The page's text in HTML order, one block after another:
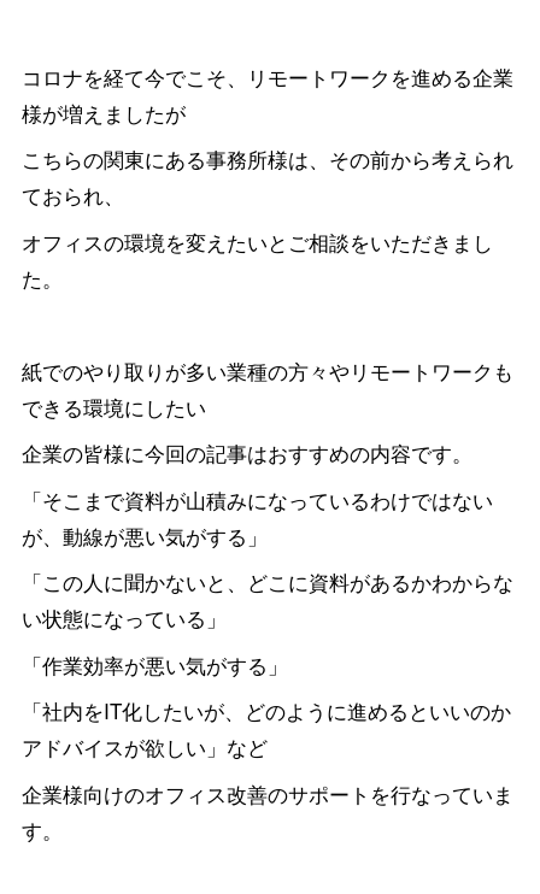
コロナを経て今でこそ、リモートワークを進める企業
様が増えましたが
こちらの関東にある事務所様は、その前から考えられ
ておられ、
オフィスの環境を変えたいとご相談をいただきまし
た。
紙でのやり取りが多い業種の方々やリモートワークも
できる環境にしたい
企業の皆様に今回の記事はおすすめの内容です。
「そこまで資料が山積みになっているわけではない
が、動線が悪い気がする」
「この人に聞かないと、どこに資料があるかわからな
い状態になっている」
「作業効率が悪い気がする」
「社内をIT化したいが、どのように進めるといいのか
アドバイスが欲しい」など
企業様向けのオフィス改善のサポートを行なっていま
す。